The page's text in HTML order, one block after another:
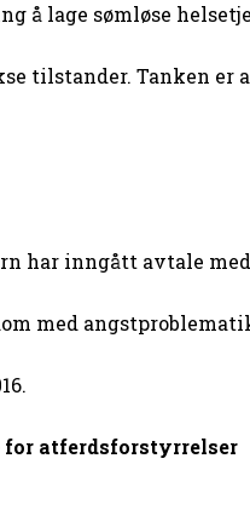
å lage sømløse
tilstander. Tanken
har inngått avtale med
med
atferdsforstyrrelser